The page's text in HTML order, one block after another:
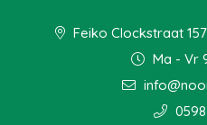
Feiko Clockstraat
Ma - Vr